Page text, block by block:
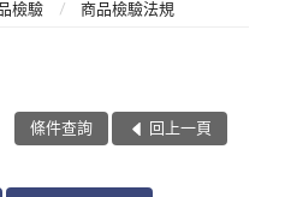
檢驗 商品檢驗法規
條件查詢 回上一頁